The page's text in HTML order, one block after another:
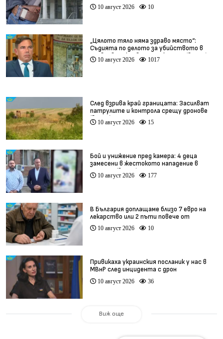
10 август 2026 10
„Цялото тяло няма здраво място“:
Съдията по делото за убийството в
Пловдив разкрива подробности (видео)
10 август 2026 1017
След взрива край границата: Засилват
патрулите и контрола срещу дронове
(видео)
10 август 2026 15
Бой и унижение пред камера: 4 деца
замесени в жестокото нападение в
Радомир (видео)
10 август 2026 177
В България доплащаме близо 7 евро на
лекарство или 2 пъти повече от
средното за ЕС
10 август 2026 10
Привикаха украинския посланик у нас в
МВнР след инцидента с дрон
10 август 2026 36
Виж още